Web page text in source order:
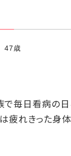
47歳
毎日看病の日
れきった身体